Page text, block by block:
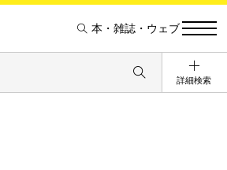
本・雑誌・ウェブ
詳細検索